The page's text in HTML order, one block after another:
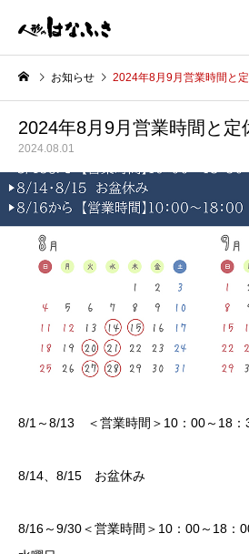
お知らせ 2024年8月9月営業時間と
2024年8月9月営業時間と定
2024.08.01
8/1～8/13 ＜営業時間＞10：00～18：
8/14、8/15 お盆休み
8/16～9/30＜営業時間＞10：00～18：